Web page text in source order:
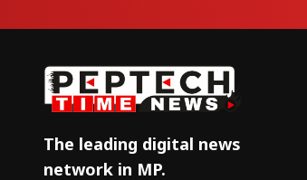
The leading digital news
network in MP.